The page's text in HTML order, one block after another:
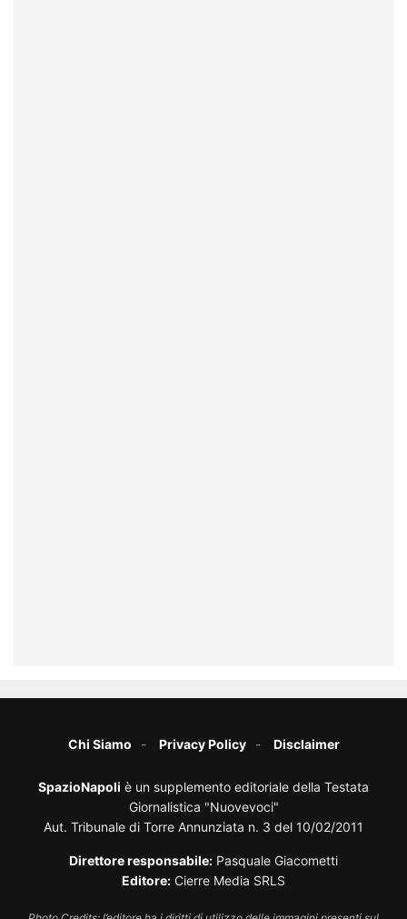
Chi Siamo Privacy Policy Disclaimer
SpazioNapoli è un supplemento editoriale della Testata
Giornalistica "Nuovevoci"
Aut. Tribunale di Torre Annunziata n. 3 del 10/02/2011
Direttore responsabile: Pasquale Giacometti
Editore: Cierre Media SRLS